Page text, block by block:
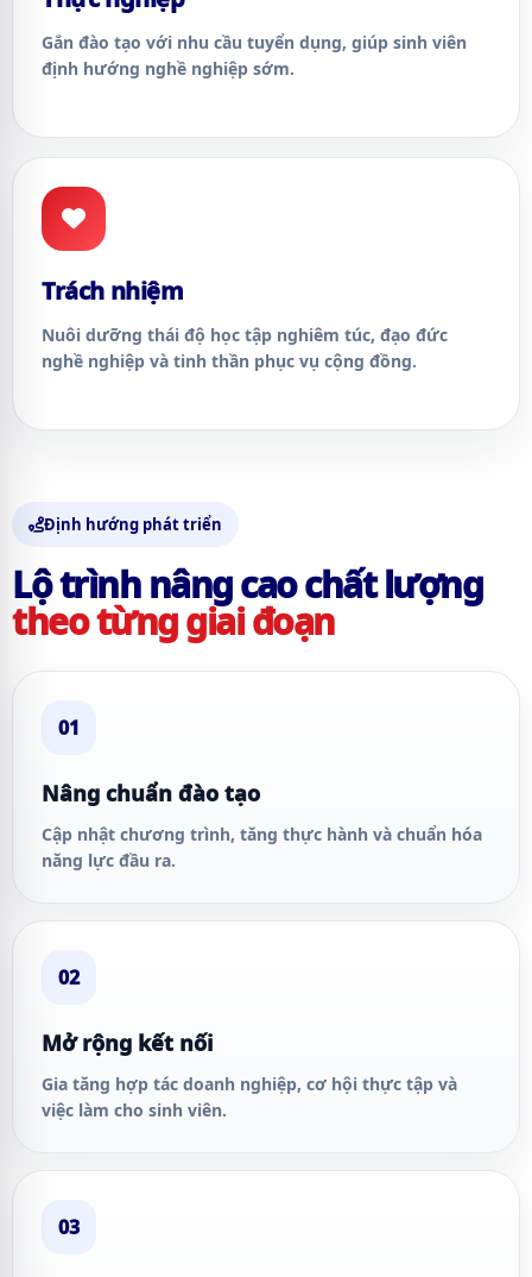
Gắn đào tạo với nhu cầu tuyển dụng, giúp sinh viên
định hướng nghề nghiệp sớm.
Trách nhiệm
Nuôi dưỡng thái độ học tập nghiêm túc, đạo đức
nghề nghiệp và tinh thần phục vụ cộng đồng.
Định hướng phát triển
Lộ trình nâng cao chất lượng
theo từng giai đoạn
01
Nâng chuẩn đào tạo
Cập nhật chương trình, tăng thực hành và chuẩn hóa
năng lực đầu ra.
02
Mở rộng kết nối
Gia tăng hợp tác doanh nghiệp, cơ hội thực tập và
việc làm cho sinh viên.
03